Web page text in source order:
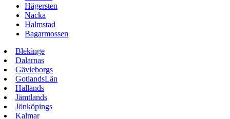
Hägersten
Nacka
Halmstad
Bagarmossen
Blekinge
Dalarnas
Gävleborgs
GotlandsLän
Hallands
Jämtlands
Jönköpings
Kalmar